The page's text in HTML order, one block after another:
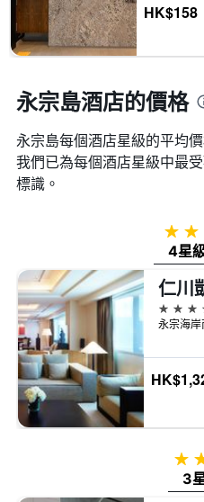
HK$158
永宗島酒店的價格
永宗島​每個酒店星級的平均
我們已為每個酒店星級中最
標識。
4星
5星級
3